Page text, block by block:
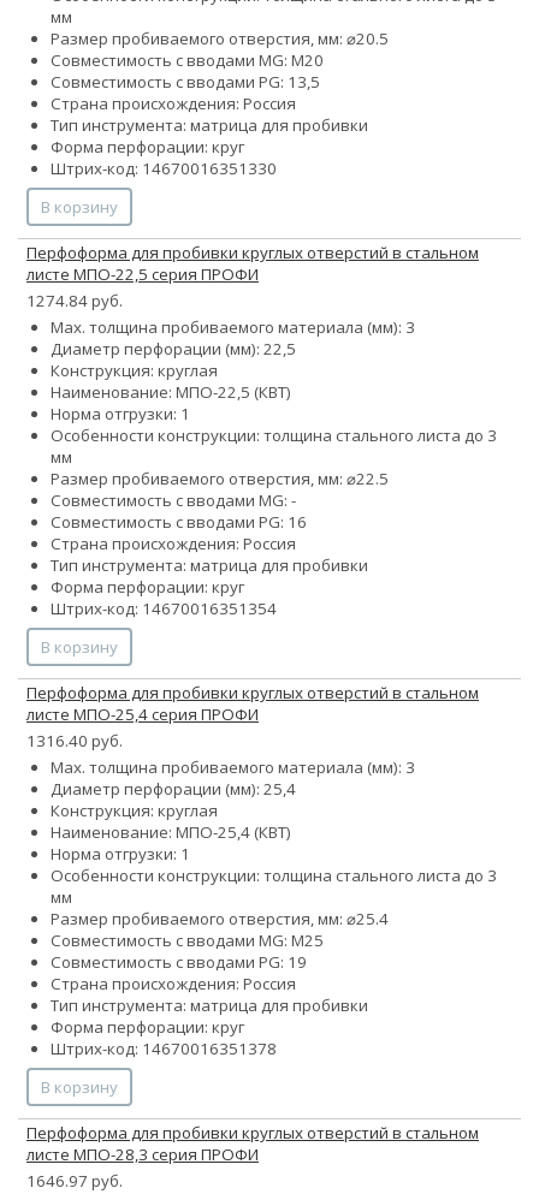
мм
Размер пробиваемого отверстия, мм: ⌀20.5
Совместимость с вводами MG: М20
Совместимость с вводами PG: 13,5
Страна происхождения: Россия
Тип инструмента: матрица для пробивки
Форма перфорации: круг
Штрих-код: 14670016351330
В корзину
Перфоформа для пробивки круглых отверстий в стальном
листе МПО-22,5 серия ПРОФИ
1274.84 руб.
Max. толщина пробиваемого материала (мм): 3
Диаметр перфорации (мм): 22,5
Конструкция: круглая
Наименование: МПО-22,5 (КВТ)
Норма отгрузки: 1
Особенности конструкции: толщина стального листа до 3
мм
Размер пробиваемого отверстия, мм: ⌀22.5
Совместимость с вводами MG: -
Совместимость с вводами PG: 16
Страна происхождения: Россия
Тип инструмента: матрица для пробивки
Форма перфорации: круг
Штрих-код: 14670016351354
В корзину
Перфоформа для пробивки круглых отверстий в стальном
листе МПО-25,4 серия ПРОФИ
1316.40 руб.
Max. толщина пробиваемого материала (мм): 3
Диаметр перфорации (мм): 25,4
Конструкция: круглая
Наименование: МПО-25,4 (КВТ)
Норма отгрузки: 1
Особенности конструкции: толщина стального листа до 3
мм
Размер пробиваемого отверстия, мм: ⌀25.4
Совместимость с вводами MG: М25
Совместимость с вводами PG: 19
Страна происхождения: Россия
Тип инструмента: матрица для пробивки
Форма перфорации: круг
Штрих-код: 14670016351378
В корзину
Перфоформа для пробивки круглых отверстий в стальном
листе МПО-28,3 серия ПРОФИ
1646.97 руб.